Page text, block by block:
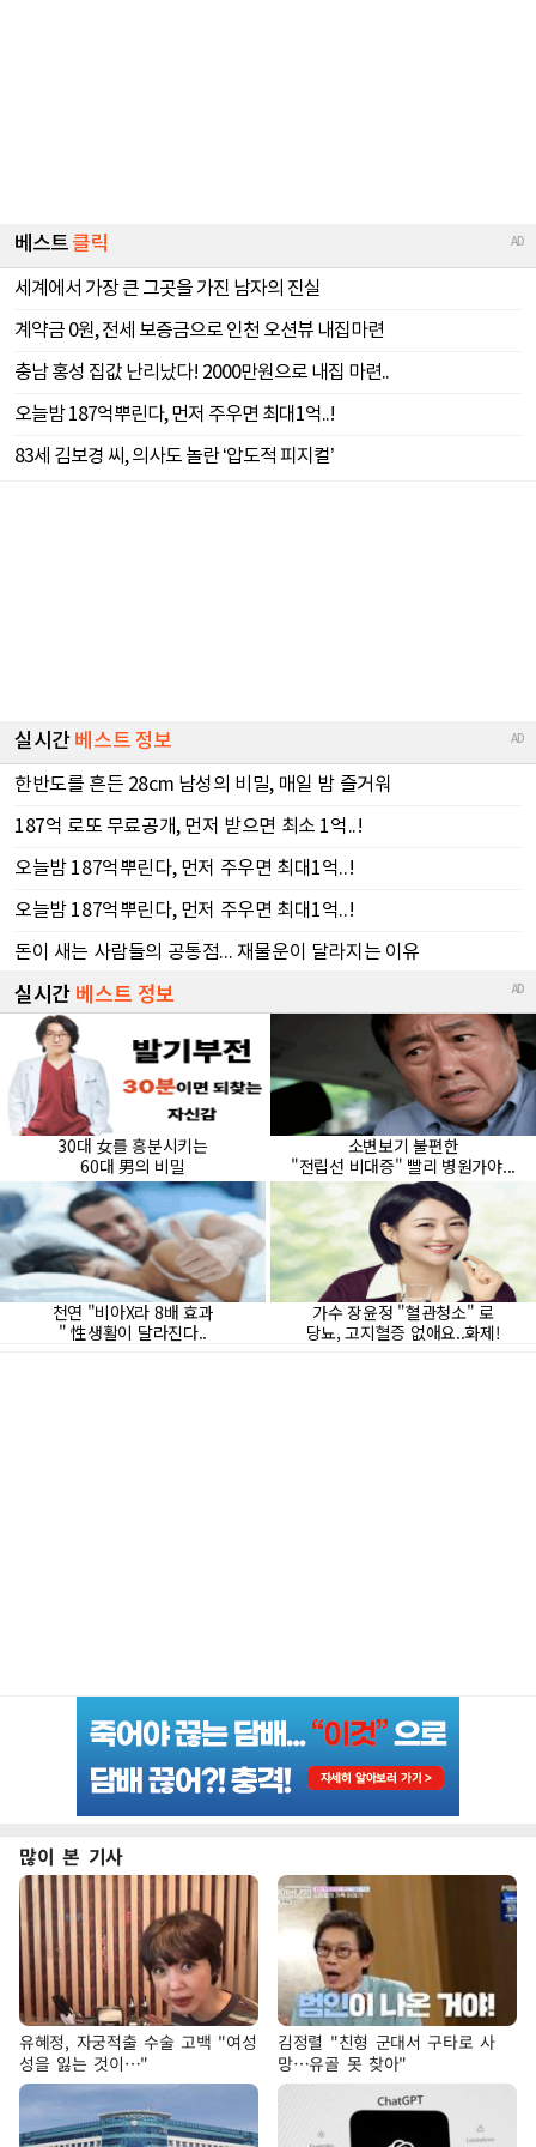
많이 본 기사
유혜정, 자궁적출 수술 고백 "여성
성을 잃는 것이…"
김정렬 "친형 군대서 구타로 사
망…유골 못 찾아"